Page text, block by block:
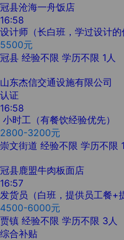
冠县沧海一舟饭店
16:58
设计师（长白班，学过设计的
5500元
冠县 经验不限 学历不限 1人
山东杰信交通设施有限公司
认证
16:58
小时工（有餐饮经验优先）
2800-3200元
崇文街道 经验不限 学历不限
冠县鹿盟牛肉板面店
16:57
发货员（白班，提供员工餐+
4500-6000元
贾镇 经验不限 学历不限 3人
综合补贴